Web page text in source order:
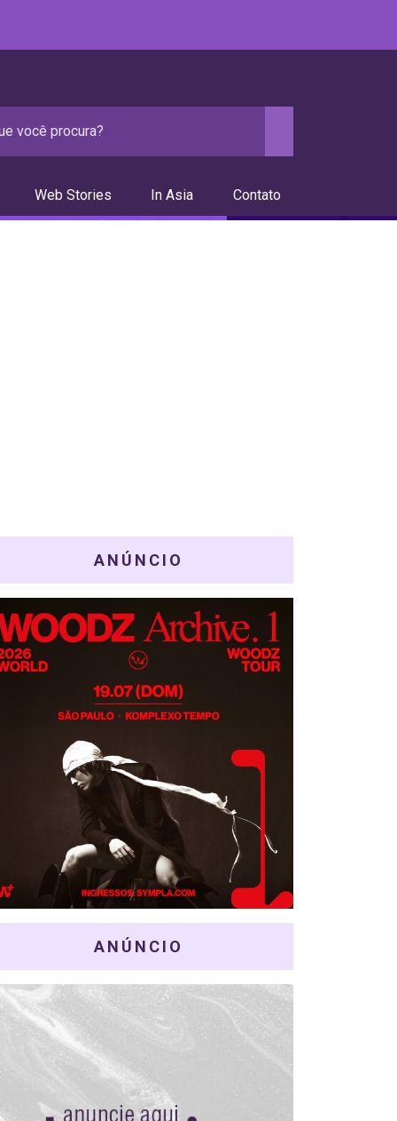
Web Stories In Asia Contato
ANÚNCIO
ANÚNCIO